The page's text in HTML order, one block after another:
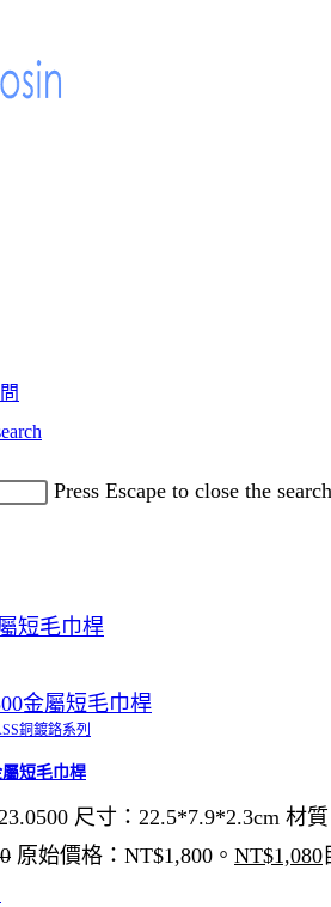
Press Escape to close the
銅鍍鉻系列
屬短毛巾桿
尺寸：22.5*7.9*2.3cm 材
原始價格：NT$1,800。 NT$1,080